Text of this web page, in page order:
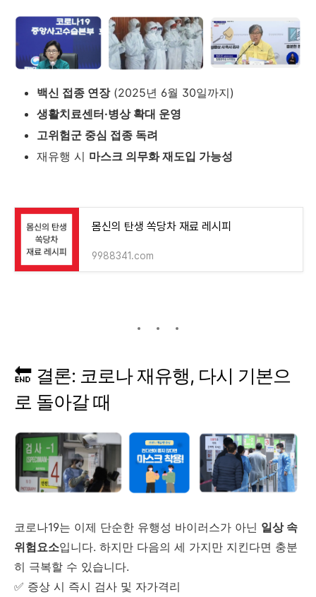
백신 접종 연장(2025년 6월 30일까지)
생활치료센터·병상 확대 운영
고위험군 중심 접종 독려
재유행 시 마스크 의무화 재도입 가능성
몸신의 탄생 쏙당차 재료 레시피
9988341.com
🔚 결론: 코로나 재유행, 다시 기본으
로 돌아갈 때
코로나19는 이제 단순한 유행성 바이러스가 아닌 일상 속
위험요소입니다. 하지만 다음의 세 가지만 지킨다면 충분
히 극복할 수 있습니다.
✅ 증상 시 즉시 검사 및 자가격리